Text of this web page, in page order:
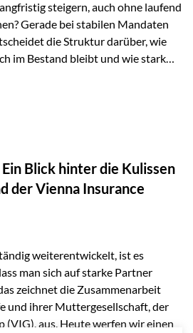
steigern, auch ohne laufend
Gerade bei stabilen Mandaten
die Struktur darüber, wie
im Bestand bleibt und wie stark
Wirkung besonders deutlich.
nur die Rendite eine Rolle. Auch
einen erheblichen Einfluss auf…
Blick hinter die Kulissen
der Vienna Insurance
weiterentwickelt, ist es
man sich auf starke Partner
zeichnet die Zusammenarbeit
und ihrer Muttergesellschaft, der
(VIG), aus. Heute werfen wir einen